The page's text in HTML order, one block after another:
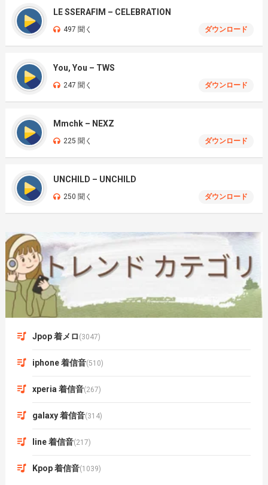
LE SSERAFIM – CELEBRATION
497 聞く ダウンロード
You, You – TWS
247 聞く ダウンロード
Mmchk – NEXZ
225 聞く ダウンロード
UNCHILD – UNCHILD
250 聞く ダウンロード
Jpop 着メロ (3047)
iphone 着信音(510)
xperia 着信音(267)
galaxy 着信音(314)
line 着信音(217)
Kpop 着信音(1039)